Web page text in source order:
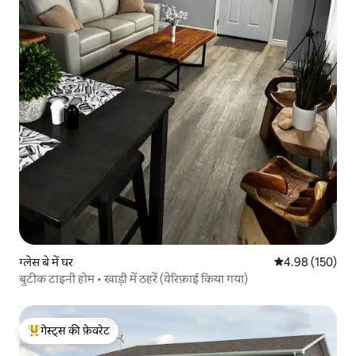
ग्लेस बे में घर औसत रेटिंग 5 में से
4.98 (150)
बुटीक टाइनी होम • खाड़ी में ठहरें (वेरिफ़ाई किया गया)
गेस्ट्स का टॉप फ़ेवरेट
गेस्ट्स की फ़ेवरेट